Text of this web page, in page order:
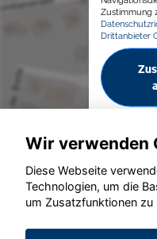
Zustimmung
Drittanbieter
©
Wir verwenden
Diese Webseite
Technologien, um die
um Zusatzfunktionen zu